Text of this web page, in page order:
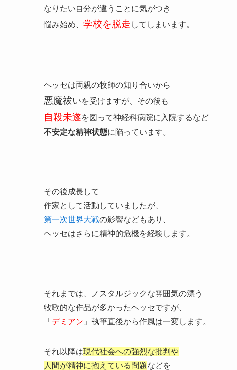
なりたい自分が違うことに気がつき
悩み始め、 学校を脱走 してしまいます。
ヘッセは両親の牧師の知り合いから
悪魔祓いを受けますが、その後も
自殺未遂を図って神経科病院に入院するなど
不安定な精神状態に陥っています。
その後成長して
作家として活動していましたが、
第一次世界大戦の影響などもあり、
ヘッセはさらに精神的危機を経験します。
それまでは、ノスタルジックな雰囲気の漂う
牧歌的な作品が多かったヘッセですが、
「 デミアン 」執筆直後から作風は一変します。
それ以降は現代社会への強烈な批判や
人間が精神に抱えている問題などを